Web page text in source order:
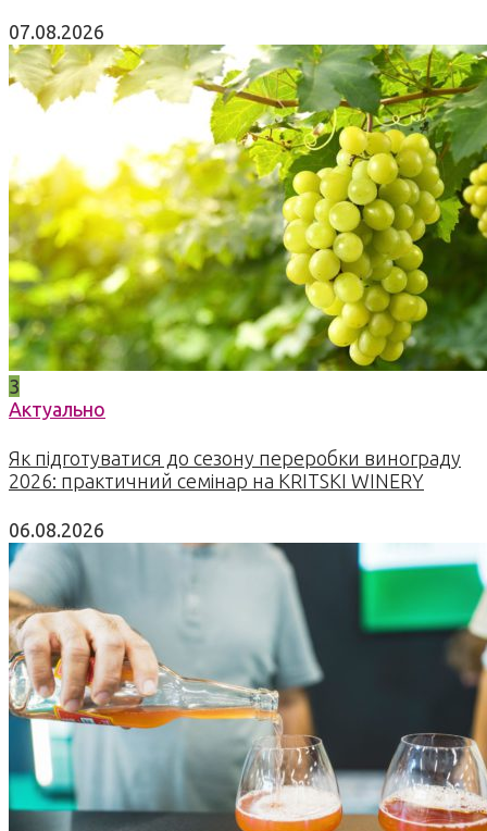
07.08.2026
3
Актуально
Як підготуватися до сезону переробки винограду
2026: практичний семінар на KRITSKI WINERY
06.08.2026